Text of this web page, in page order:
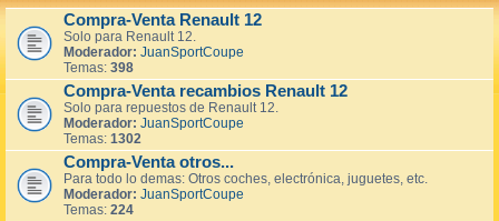
Compra-Venta Renault 12
Solo para Renault 12.
Moderador: JuanSportCoupe
Temas: 398
Compra-Venta recambios Renault 12
Solo para repuestos de Renault 12.
Moderador: JuanSportCoupe
Temas: 1302
Compra-Venta otros...
Para todo lo demas: Otros coches, electrónica, juguetes, etc.
Moderador: JuanSportCoupe
Temas: 224